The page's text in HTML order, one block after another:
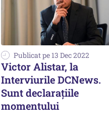
Publicat pe 13 Dec 2022
Victor Alistar, la
Interviurile DCNews.
Sunt declarațiile
momentului